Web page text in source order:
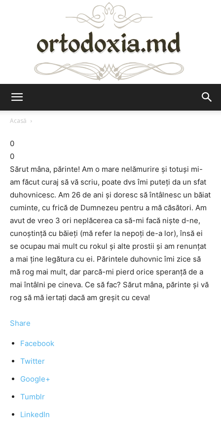
Acasă
0
0
Sărut mâna, părinte! Am o mare nelămurire și totuși mi-
am făcut curaj să vă scriu, poate dvs îmi puteți da un sfat
duhovnicesc. Am 26 de ani și doresc să întâlnesc un băiat
cuminte, cu frică de Dumnezeu pentru a mă căsători. Am
avut de vreo 3 ori neplăcerea ca să-mi facă niște d-ne,
cunoștință cu băieți (mă refer la nepoți de-a lor), însă ei
se ocupau mai mult cu rokul și alte prostii și am renunțat
a mai ține legătura cu ei. Părintele duhovnic îmi zice să
mă rog mai mult, dar parcă-mi pierd orice speranță de a
mai întâlni pe cineva. Ce să fac? Sărut mâna, părinte și vă
rog să mă iertați dacă am greșit cu ceva!
Share
Facebook
Twitter
Google+
Tumblr
LinkedIn